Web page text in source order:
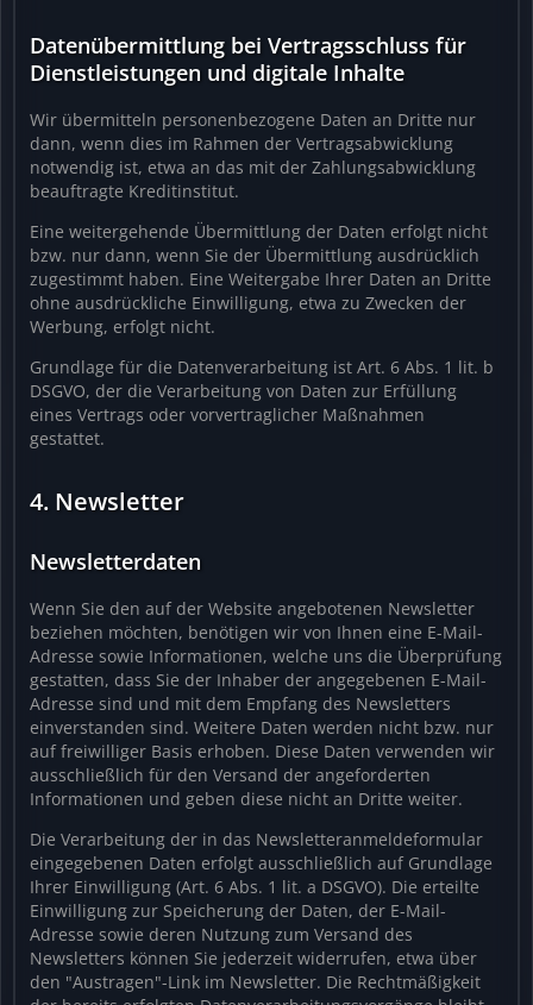
Datenübermittlung bei Vertragsschluss für
Dienstleistungen und digitale Inhalte
Wir übermitteln personenbezogene Daten an Dritte nur
dann, wenn dies im Rahmen der Vertragsabwicklung
notwendig ist, etwa an das mit der Zahlungsabwicklung
beauftragte Kreditinstitut.
Eine weitergehende Übermittlung der Daten erfolgt nicht
bzw. nur dann, wenn Sie der Übermittlung ausdrücklich
zugestimmt haben. Eine Weitergabe Ihrer Daten an Dritte
ohne ausdrückliche Einwilligung, etwa zu Zwecken der
Werbung, erfolgt nicht.
Grundlage für die Datenverarbeitung ist Art. 6 Abs. 1 lit. b
DSGVO, der die Verarbeitung von Daten zur Erfüllung
eines Vertrags oder vorvertraglicher Maßnahmen
gestattet.
4. Newsletter
Newsletterdaten
Wenn Sie den auf der Website angebotenen Newsletter
beziehen möchten, benötigen wir von Ihnen eine E-Mail-
Adresse sowie Informationen, welche uns die Überprüfung
gestatten, dass Sie der Inhaber der angegebenen E-Mail-
Adresse sind und mit dem Empfang des Newsletters
einverstanden sind. Weitere Daten werden nicht bzw. nur
auf freiwilliger Basis erhoben. Diese Daten verwenden wir
ausschließlich für den Versand der angeforderten
Informationen und geben diese nicht an Dritte weiter.
Die Verarbeitung der in das Newsletteranmeldeformular
eingegebenen Daten erfolgt ausschließlich auf Grundlage
Ihrer Einwilligung (Art. 6 Abs. 1 lit. a DSGVO). Die erteilte
Einwilligung zur Speicherung der Daten, der E-Mail-
Adresse sowie deren Nutzung zum Versand des
Newsletters können Sie jederzeit widerrufen, etwa über
den "Austragen"-Link im Newsletter. Die Rechtmäßigkeit